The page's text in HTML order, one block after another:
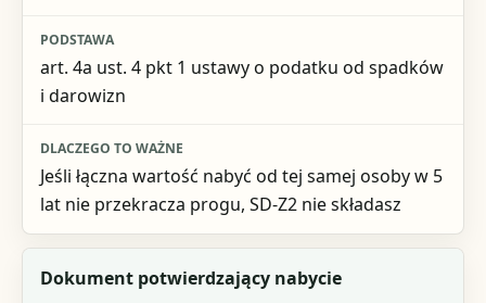
art. 4a ust. 4 pkt 1 ustawy o podatku od spadków
i darowizn
Jeśli łączna wartość nabyć od tej samej osoby w 5
lat nie przekracza progu, SD-Z2 nie składasz
Dokument potwierdzający nabycie